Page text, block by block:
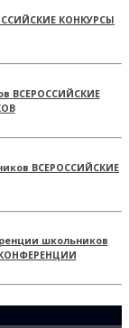
КОНКУРСЫ
ВСЕРОССИЙСКИЕ
ВСЕРОССИЙСКИЕ